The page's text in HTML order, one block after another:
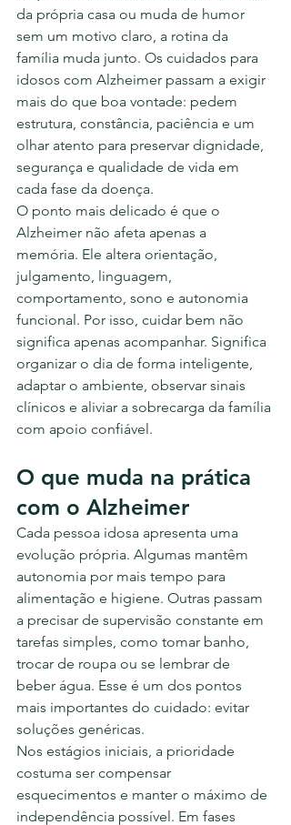
da própria casa ou muda de humor
sem um motivo claro, a rotina da
família muda junto. Os cuidados para
idosos com Alzheimer passam a exigir
mais do que boa vontade: pedem
estrutura, constância, paciência e um
olhar atento para preservar dignidade,
segurança e qualidade de vida em
cada fase da doença.
O ponto mais delicado é que o
Alzheimer não afeta apenas a
memória. Ele altera orientação,
julgamento, linguagem,
comportamento, sono e autonomia
funcional. Por isso, cuidar bem não
significa apenas acompanhar. Significa
organizar o dia de forma inteligente,
adaptar o ambiente, observar sinais
clínicos e aliviar a sobrecarga da família
com apoio confiável.
O que muda na prática
com o Alzheimer
Cada pessoa idosa apresenta uma
evolução própria. Algumas mantêm
autonomia por mais tempo para
alimentação e higiene. Outras passam
a precisar de supervisão constante em
tarefas simples, como tomar banho,
trocar de roupa ou se lembrar de
beber água. Esse é um dos pontos
mais importantes do cuidado: evitar
soluções genéricas.
Nos estágios iniciais, a prioridade
costuma ser compensar
esquecimentos e manter o máximo de
independência possível. Em fases